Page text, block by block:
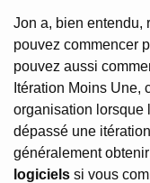
Jon a, bien entendu,
pouvez commencer
pouvez aussi
Itération Moins Une,
organisation lorsque
dépassé une
généralement obtenir
logiciels si vous